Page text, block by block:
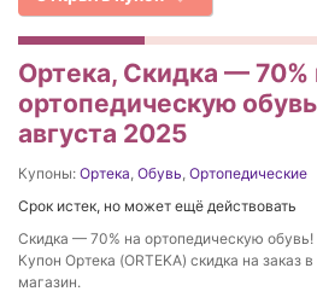
Ортека, Скидка — 70%
ортопедическую
августа 2025
Купоны: Ортека Обувь Ортопедические
Срок истек, но может ещё действовать
Скидка — 70% на ортопедическую обувь!
Купон Ортека (ORTEKA) скидка на заказ в
магазин.